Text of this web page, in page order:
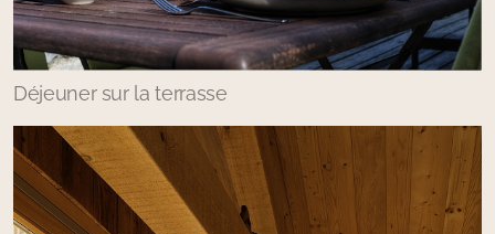
Déjeuner sur la terrasse